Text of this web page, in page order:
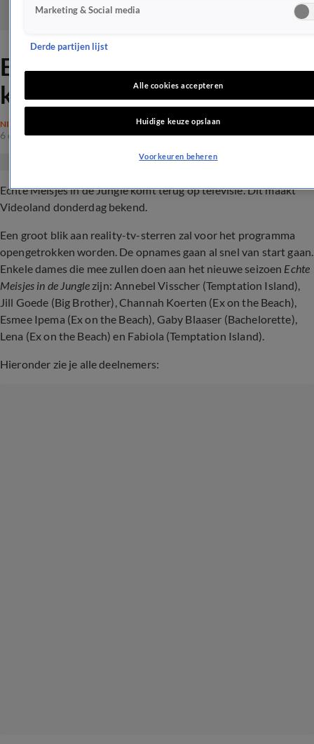
Echte Meisjes in de Jungle
keert terug op de buis
NIEUWS
6 okt 2022, 19:39
Echte Meisjes in de Jungle komt terug op televisie. Dit maakt
Videoland donderdag bekend.
Een groot blik aan reality-tv-sterren zal voor het programma
opengetrokken worden. De opnames gaan al snel van start gaan.
Enkele dames die mee zullen doen aan het nieuwe seizoen Echte
Meisjes in de Jungle zijn: Annebel Visscher (Temptation Island),
Jill Goede (Big Brother), Channah Koerten (Ex on the Beach),
Esmee Ipema (Ex on the Beach), Gaby Blaaser (Bachelorette),
Lena (Ex on the Beach) en Fabiola (Temptation Island).
Hieronder zie je alle deelnemers:
Marketing & Social media
Derde partijen lijst
Alle cookies accepteren
Huidige keuze opslaan
Voorkeuren beheren